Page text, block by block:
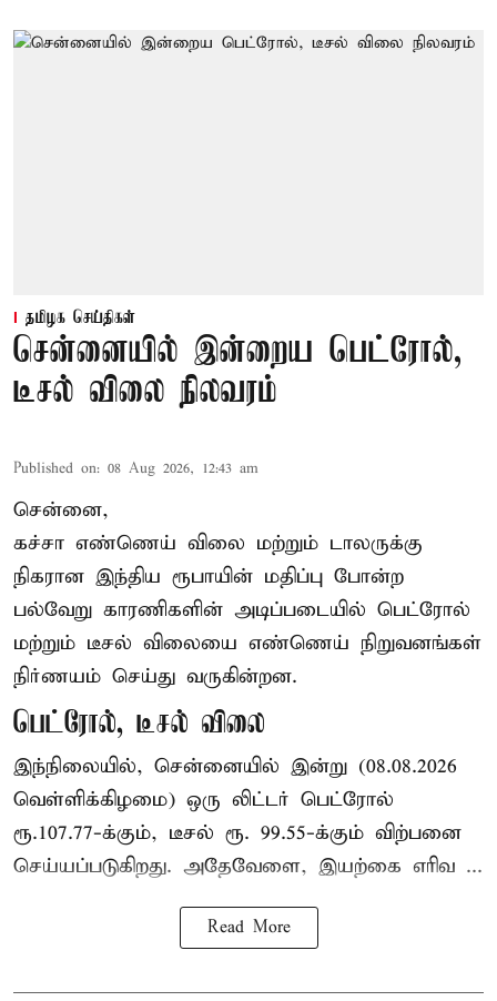
தமிழக செய்திகள்
சென்னையில் இன்றைய பெட்ரோல்,
டீசல் விலை நிலவரம்
Published on: 08 Aug 2026, 12:43 am
சென்னை,
கச்சா எண்ணெய் விலை மற்றும் டாலருக்கு
நிகரான இந்திய ரூபாயின் மதிப்பு போன்ற
பல்வேறு காரணிகளின் அடிப்படையில் பெட்ரோல்
மற்றும் டீசல் விலையை எண்ணெய் நிறுவனங்கள்
நிர்ணயம் செய்து வருகின்றன.
பெட்ரோல், டீசல் விலை
இந்நிலையில், சென்னையில் இன்று (08.08.2026
வெள்ளிக்கிழமை) ஒரு லிட்டர் பெட்ரோல்
ரூ.107.77-க்கும், டீசல் ரூ. 99.55-க்கும் விற்பனை
செய்யப்படுகிறது. அதேவேளை, இயற்கை எரிவ ...
Read More